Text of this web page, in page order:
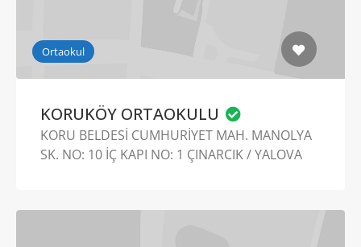
Ortaokul
KORUKÖY ORTAOKULU
KORU BELDESİ CUMHURİYET MAH. MANOLYA
SK. NO: 10 İÇ KAPI NO: 1 ÇINARCIK / YALOVA